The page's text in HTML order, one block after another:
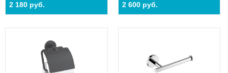
2 180 руб. 2 600 руб.